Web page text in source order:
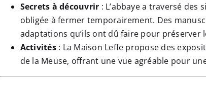
Secrets à découvrir : L’abbaye a traversé
obligée à fermer temporairement. Des
adaptations qu’ils ont dû faire pour préserver
Activités: La Maison Leffe propose des
de la Meuse, offrant une vue agréable pour